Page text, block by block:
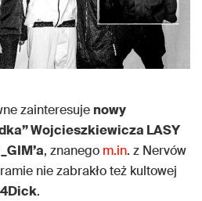
zainteresuje nowy
Wojcieszkiewicza LASY
, znanego m.in. z Nervów
nie zabrakło też kultowej
.